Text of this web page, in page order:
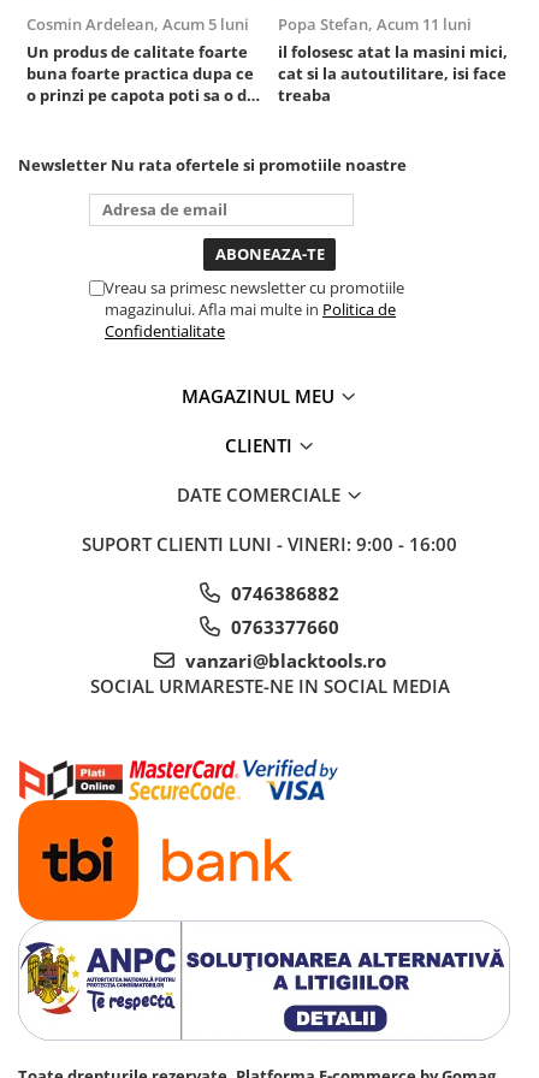
Sisteme de ridicare si sustinere
Capre Auto
Cricuri Hidraulice
Truse de biti
Truse de surubelnite
Vulcanizare
Masini de echilibrat roti
Piese de schimb
Cosmin Ardelean, Acum 5 luni
Un produs de calitate foarte
buna foarte practica dupa ce
o prinzi pe capota poti sa o dai
puternica si de la baterie care
tine destul de mult dar daca o
bagi la priza nu mai ai treaba
toata ziua ,ce...
Popa Stefan, Acum 11 luni
il folosesc atat la masini mici,
cat si la autoutilitare, isi face
treaba
Newsletter Nu rata ofertele si promotiile noastre
Vreau sa primesc newsletter cu promotiile
magazinului. Afla mai multe in Politica de
Confidentialitate
MAGAZINUL MEU
CLIENTI
DATE COMERCIALE
SUPORT CLIENTI LUNI - VINERI: 9:00 - 16:00
0746386882
0763377660
vanzari@blacktools.ro
SOCIAL URMARESTE-NE IN SOCIAL MEDIA